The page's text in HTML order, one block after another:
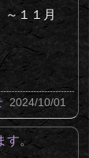
～１１月
2024/10/01
す。